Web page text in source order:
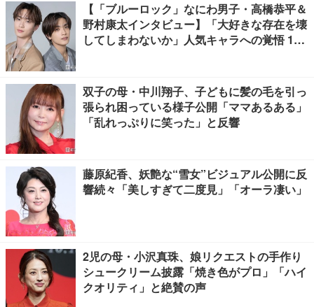
【「ブルーロック」なにわ男子・高橋恭平＆
野村康太インタビュー】「大好きな存在を壊
してしまわないか」人気キャラへの覚悟 10
双子の母・中川翔子、子どもに髪の毛を引っ
張られ困っている様子公開「ママあるある」
「乱れっぷりに笑った」と反響
藤原紀香、妖艶な“雪女”ビジュアル公開に反
響続々「美しすぎて二度見」「オーラ凄い」
2児の母・小沢真珠、娘リクエストの手作り
シュークリーム披露「焼き色がプロ」「ハイ
クオリティ」と絶賛の声